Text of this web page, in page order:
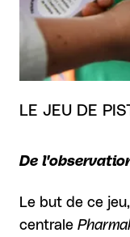
LE JEU DE
De
Le but de ce
centrale